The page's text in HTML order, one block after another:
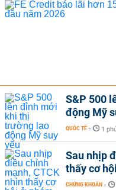
S&P 500
động Mỹ
QUỐC TẾ - 1
Sau nhịp
thấy cơ
CHỨNG KHOÁN -